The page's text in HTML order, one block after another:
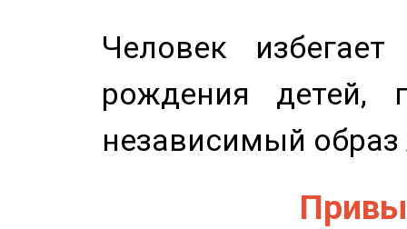
Человек
рождения детей,
независимый